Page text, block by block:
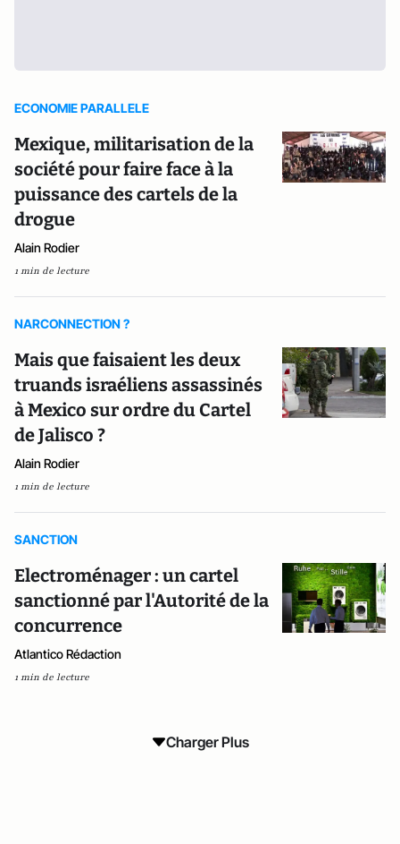
ECONOMIE PARALLELE
Mexique, militarisation de la
société pour faire face à la
puissance des cartels de la
drogue
Alain Rodier
1 min de lecture
NARCONNECTION ?
Mais que faisaient les deux
truands israéliens assassinés
à Mexico sur ordre du Cartel
de Jalisco ?
Alain Rodier
1 min de lecture
SANCTION
Electroménager : un cartel
sanctionné par l'Autorité de la
concurrence
Atlantico Rédaction
1 min de lecture
Charger Plus